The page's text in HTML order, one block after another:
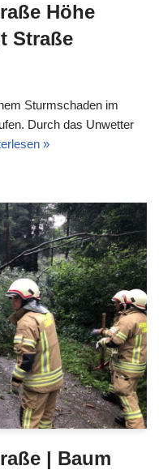
Höhe
Straße
Sturmschaden im
Durch das Unwetter
»
| Baum